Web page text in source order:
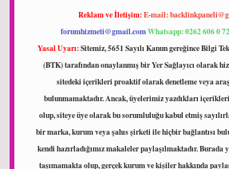
Reklam ve İletişim:E-mail:
forumhizmeti@gmail.comWhatsapp: 0262 606 0
Yasal Uyarı:Sitemiz, 5651 Sayılı Kanun gereğince Bilgi
(BTK) tarafından onaylanmış bir Yer Sağlayıcı olarak
sitedeki içerikleri proaktif olarak denetleme veya
bulunmamaktadır. Ancak, üyelerimiz yazdıkları
olup, siteye üye olarak bu sorumluluğu kabul etmiş
bir marka, kurum veya şahıs şirketi ile hiçbir bağlantısı
kendi hazırladığımız makaleler paylaşılmaktadır.
taşımamakta olup, gerçek kurum ve kişiler hakkında